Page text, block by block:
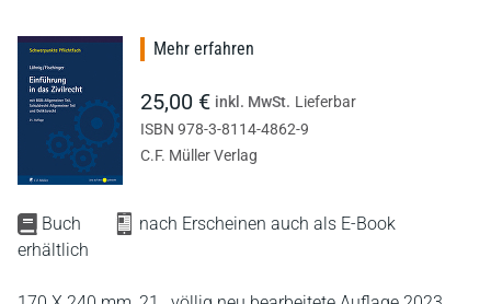
Buch
nach Erscheinen auch als E-Book
erhältlich
Mehr erfahren
25,00 € inkl. MwSt. Lieferbar
ISBN 978-3-8114-4862-9
C.F. Müller Verlag